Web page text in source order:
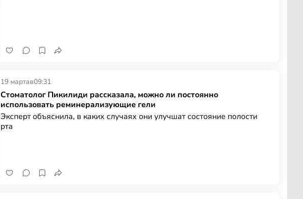
19 мартав09:31
Стоматолог Пикилиди рассказала, можно ли постоянно
использовать реминерализующие гели
Эксперт объяснила, в каких случаях они улучшат состояние полости
рта